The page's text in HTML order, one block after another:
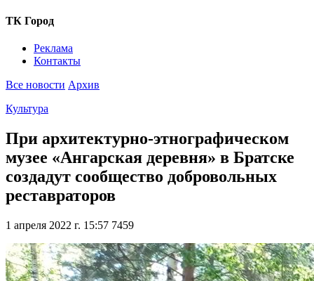
ТК Город
Реклама
Контакты
Все новости Архив
Культура
При архитектурно-этнографическом
музее «Ангарская деревня» в Братске
создадут сообщество добровольных
реставраторов
1 апреля 2022 г. 15:57 7459